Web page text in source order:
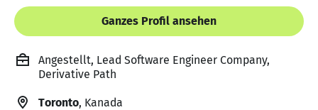
Ganzes Profil ansehen
Angestellt, Lead Software Engineer Company,
Derivative Path
Toronto, Kanada